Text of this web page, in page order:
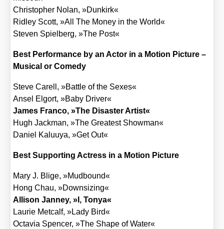
Chris­to­pher Nolan, »Dun­kirk«
Rid­ley Scott, »All The Money in the World«
Ste­ven Spiel­berg, »The Post«
Best Per­for­mance by an Actor in a Moti­on Pic­tu­re –
Musi­cal or Come­dy
Ste­ve Carell, »Batt­le of the Sexes«
Ansel Elg­ort, »Baby Dri­ver«
James Fran­co, »The Dis­as­ter Artist«
Hugh Jack­man, »The Grea­test Show­man«
Dani­el Kalu­uya, »Get Out«
Best Sup­port­ing Actress in a Moti­on Pic­tu­re
Mary J. Bli­ge, »Mud­bound«
Hong Chau, »Down­si­zing«
Alli­son Jan­ney, »I, Tonya«
Lau­rie Met­calf, »Lady Bird«
Octa­via Spen­cer, »The Shape of Water«